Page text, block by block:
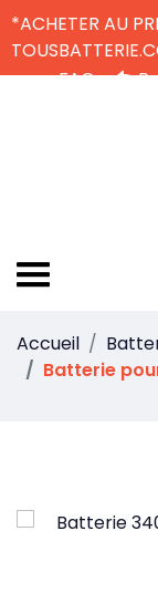
*ACHETER AU
FAQ
Accueil
Batterie